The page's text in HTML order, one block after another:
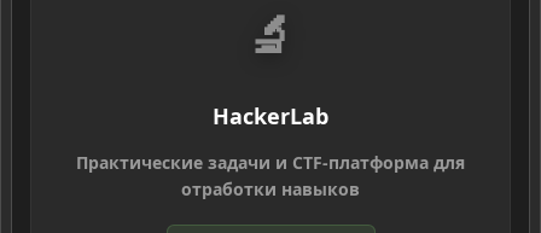
🔬
HackerLab
Практические задачи и CTF-платформа для
отработки навыков